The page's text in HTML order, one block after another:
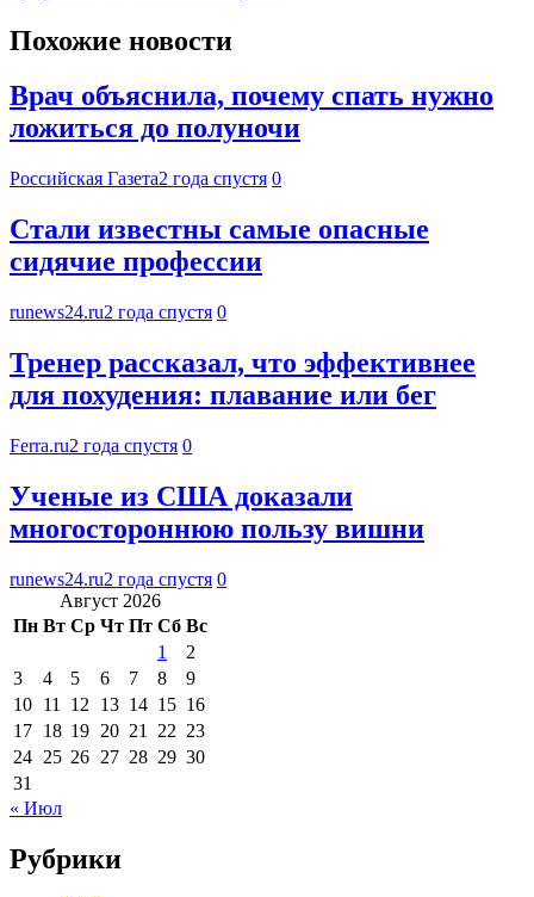
Похожие новости
Врач объяснила, почему спать нужно
ложиться до полуночи
Российская Газета2 года спустя 0
Стали известны самые опасные
сидячие профессии
runews24.ru2 года спустя 0
Тренер рассказал, что эффективнее
для похудения: плавание или бег
Ferra.ru2 года спустя 0
Ученые из США доказали
многостороннюю пользу вишни
runews24.ru2 года спустя 0
Август 2026
Пн Вт Ср Чт Пт Сб Вс
1
2
3
4 5 6 7 8
9
10 11 12 13 14 15 16
17 18 19 20 21 22 23
24 25 26 27 28 29 30
31
« Июл
Рубрики